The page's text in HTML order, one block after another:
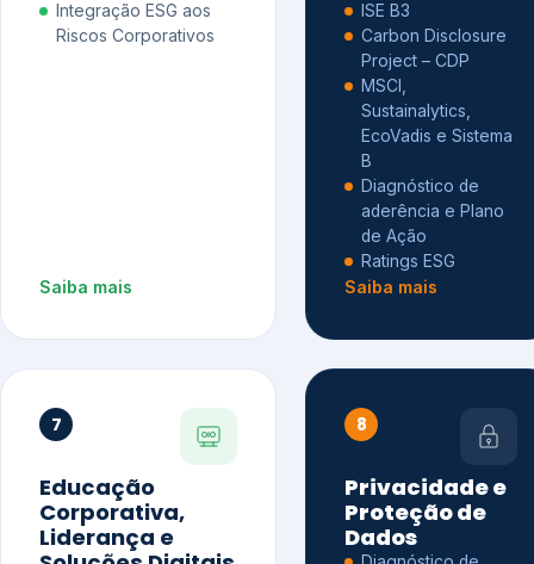
Integração ESG aos
Riscos Corporativos
Saiba mais
ISE B3
Carbon Disclosure
Project – CDP
MSCI,
Sustainalytics,
EcoVadis e Sistema
B
Diagnóstico de
aderência e Plano
de Ação
Ratings ESG
Saiba mais
7
Educação
Corporativa,
Liderança e
8
Privacidade e
Proteção de
Dados